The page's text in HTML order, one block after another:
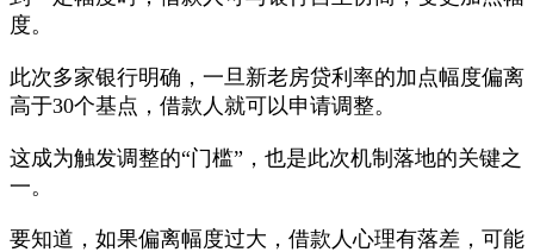
度。
此次多家银行明确，一旦新老房贷利率的加点幅度偏离
高于30个基点，借款人就可以申请调整。
这成为触发调整的“门槛”，也是此次机制落地的关键之
一。
要知道，如果偏离幅度过大，借款人心理有落差，可能